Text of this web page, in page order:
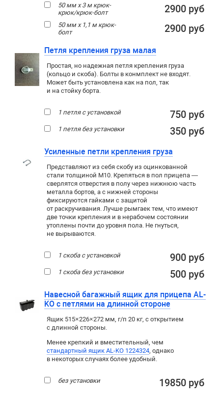
50 мм х 3 м крюк-
крюк/крюк-болт
2900 руб
50 мм х 1,1 м крюк-
болт
2900 руб
Петля крепления груза малая
Простая, но надежная петля крепления груза
(кольцо и скоба). Болты в конмплект не входят.
Может быть установлена как на пол, так
и на стойку борта.
1 петля с установкой 750 руб
1 петля без установки 350 руб
Усиленные петли крепления груза
Представляют из себя скобу из оцинкованной
стали толщиной М10. Крепяться в пол прицепа —
сверлятся отверстия в полу через нижнюю часть
металла бортов, а с нижней стороны
фиксируются гайками с защитой
от раскручивания. Лучше рымгаек тем, что имеют
две точки крепления и в нерабочем состоянии
утоплены почти до уровня пола. Не гнуться,
не вырываются.
1 скоба с установкой 900 руб
1 скоба без установки 500 руб
Навесной багажный ящик для прицепа AL-
KO с петлями на длинной стороне
Ящик 515×226×272 мм, г/п 20 кг, с открытием
с длинной стороны.
Менее крепкий и вместительный, чем
стандартный ящик AL-KO 1224324, однако
в некоторых случаях более удобный.
без установки 19850 руб